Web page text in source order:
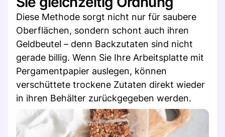
Diese Methode sorgt nicht nur für saubere
Oberflächen, sondern schont auch ihren
Geldbeutel – denn Backzutaten sind nicht
gerade billig. Wenn Sie Ihre Arbeitsplatte mit
Pergamentpapier auslegen, können
verschüttete trockene Zutaten direkt wieder
in ihren Behälter zurückgegeben werden.